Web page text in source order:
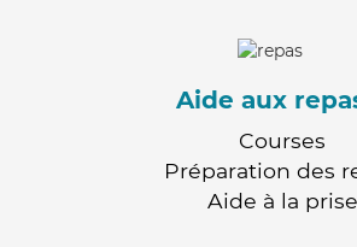
Aide aux
Courses
Préparation des
Aide à la prise